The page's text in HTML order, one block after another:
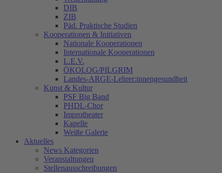
DIB
ZIB
Päd. Praktische Studien
Kooperationen & Initiativen
Nationale Kooperationen
Internationale Kooperationen
L.E.V.
ÖKOLOG/PILGRIM
Landes-ARGE-Lehrer:innengesundheit
Kunst & Kultur
PSF Big Band
PHDL-Chor
Improtheater
Kapelle
Weiße Galerie
Aktuelles
News Kategorien
Veranstaltungen
Stellenausschreibungen